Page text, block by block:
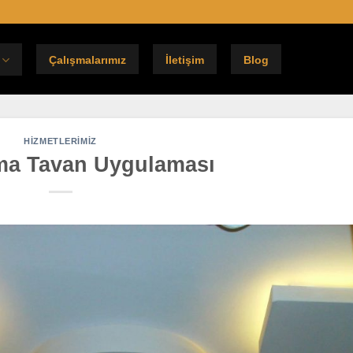
Çalışmalarımız İletişim Blog
HIZMETLERIMIZ
Tavan Uygulaması